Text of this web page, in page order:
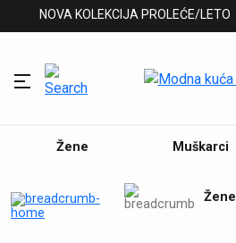
NOVA KOLEKCIJA PROLEĆE/LETO
Žene Muškarci
Žene